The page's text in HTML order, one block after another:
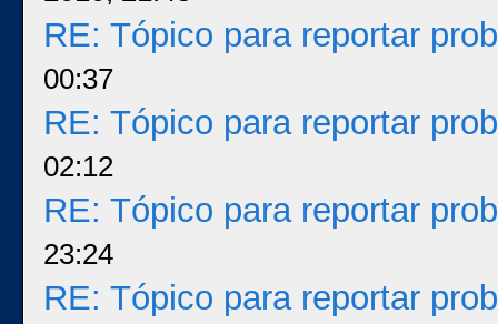
RE: Tópico para reportar
00:37
RE: Tópico para reportar
02:12
RE: Tópico para reportar
23:24
RE: Tópico para reportar